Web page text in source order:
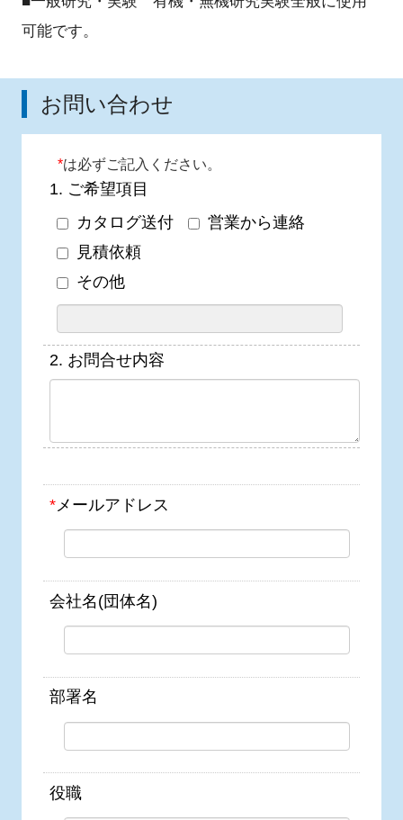
可能です。
お問い合わせ
*は必ずご記入ください。
1. ご希望項目
カタログ送付
営業から連絡
見積依頼
その他
2. お問合せ内容
*メールアドレス
会社名(団体名)
部署名
役職